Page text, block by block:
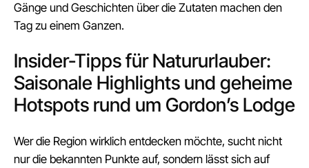
Gänge und Geschichten über die Zutaten machen den
Tag zu einem Ganzen.
Insider-Tipps für Natururlauber:
Saisonale Highlights und geheime
Hotspots rund um Gordon’s Lodge
Wer die Region wirklich entdecken möchte, sucht nicht
nur die bekannten Punkte auf, sondern lässt sich auf